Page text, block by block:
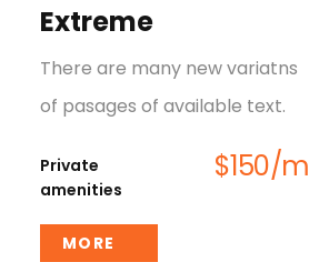
Extreme
There are many new variatns
of pasages of available text.
Private
amenities
$150/m
MORE